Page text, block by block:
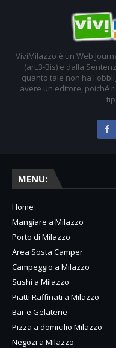
ViviMilazzo è un Web
(art.3-Bis) e dalla
quanto tale non ha
avere un editore, poiché
MENU:
Home
Mangiare a Milazzo
Porto di Milazzo
Area Sosta Camper
Campeggio a Milazzo
Sushi a Milazzo
Piatti Raffinati a Milazzo
Bar e Gelaterie
Pizza a domicilio Milazzo
Negozi a Milazzo